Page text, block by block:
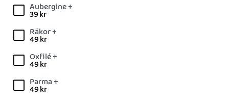
Aubergine +
39kr
Räkor +
49kr
Oxfilé +
49kr
Parma +
49kr